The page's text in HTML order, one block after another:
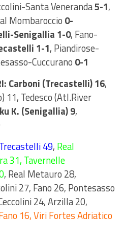
Santa Veneranda5-1,
Mombaroccio 0-
Senigallia 1-0, Fano-
1-1, Piandirose-
Cuccurano 0-1
Carboni (Trecastelli) 16,
11, Tedesco (Atl.River
K. (Senigallia) 9,
Trecastelli 49, Real
31, Tavernelle
, Real Metauro 28,
27, Fano 26, Pontesasso
24, Arzilla 20,
16, Viri Fortes Adriatico